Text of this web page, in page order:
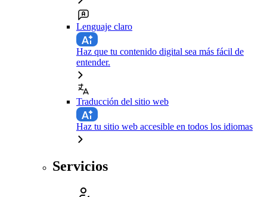
Lenguaje claro
Haz que tu contenido digital sea más fácil de
entender.
Traducción del sitio web
Haz tu sitio web accesible en todos los idiomas
Servicios